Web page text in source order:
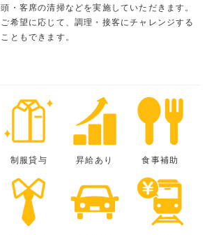
頭・客席の清掃などを実施していただきます。
ご希望に応じて、調理・接客にチャレンジする
こともできます。
制服貸与 昇給あり 食事補助